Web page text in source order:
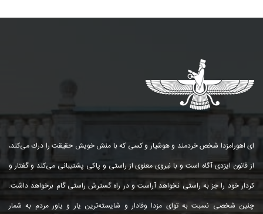
ای اهورامزدا شخص خردمند و هوشیار و كسی كه با منش خویش حقیقت را درك می‌كند،
از قانون ایزدی آگاه است و با نیروی معنوی از راستی و پاكی پشتیبانی می‌كند و گفتار و
كردار خود را جز به راستی نخواهد آراست و در راه گسترش راستی گام برخواهد داشت.
چنین شخصی نسبت به توای مزدا وفادار و شایسته‌ترین یار و یاور مردم به شمار